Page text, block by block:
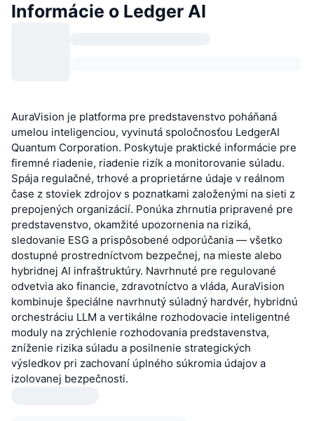
Informácie o Ledger AI
AuraVision je platforma pre predstavenstvo poháňaná
umelou inteligenciou, vyvinutá spoločnosťou LedgerAI
Quantum Corporation. Poskytuje praktické informácie pre
firemné riadenie, riadenie rizík a monitorovanie súladu.
Spája regulačné, trhové a proprietárne údaje v reálnom
čase z stoviek zdrojov s poznatkami založenými na sieti z
prepojených organizácií. Ponúka zhrnutia pripravené pre
predstavenstvo, okamžité upozornenia na riziká,
sledovanie ESG a prispôsobené odporúčania — všetko
dostupné prostredníctvom bezpečnej, na mieste alebo
hybridnej AI infraštruktúry. Navrhnuté pre regulované
odvetvia ako financie, zdravotníctvo a vláda, AuraVision
kombinuje špeciálne navrhnutý súladný hardvér, hybridnú
orchestráciu LLM a vertikálne rozhodovacie inteligentné
moduly na zrýchlenie rozhodovania predstavenstva,
zníženie rizika súladu a posilnenie strategických
výsledkov pri zachovaní úplného súkromia údajov a
izolovanej bezpečnosti.